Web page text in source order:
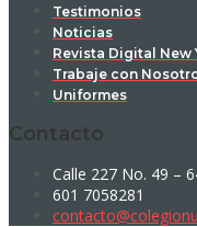
Testimonios
Noticias
Revista Digital New
Trabaje con
Uniformes
Contacto
Calle 227 No. 49 –
601 7058281